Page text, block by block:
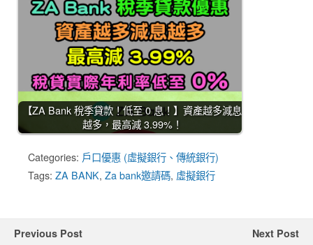
【ZA Bank 稅季貸款！低至 0 息！】資產越多減息
越多，最高減 3.99%！
Categories: 戶口優惠 (虛擬銀行、傳統銀行)
Tags: ZA BANK, Za bank邀請碼, 虛擬銀行
Previous Post Next Post